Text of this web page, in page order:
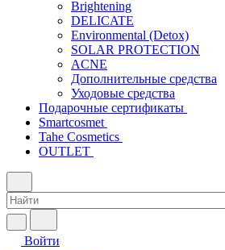
Brightening
DELICATE
Environmental (Detox)
SOLAR PROTECTION
АCNE
Дополнительные средства
Уходовые средства
Подарочные сертификаты
Smartcosmet
Tahe Cosmetics
OUTLET
Войти